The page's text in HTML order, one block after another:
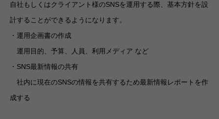
自社もしくはクライアント様のSNSを運用する際、基本方針を設
計することができるようになります。
・運用企画書の作成
運用目的、予算、人員、利用メディア など
・SNS最新情報の共有
社内に現在のSNSの情報を共有するため最新情報レポートを作
成する